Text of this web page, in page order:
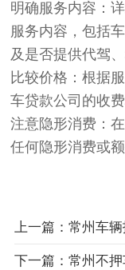
明确服务内容：
服务内容，包括
及是否提供代驾
比较价格：根据
车贷款公司的收
注意隐形消费：
任何隐形消费或额
上一篇：常州车
下一篇：常州不